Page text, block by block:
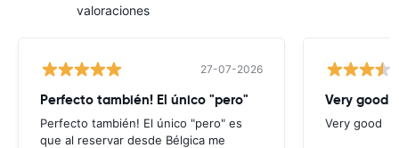
valoraciones
27-07-2026
Perfecto también! El único "pero"
Perfecto también! El único "pero" es
que al reservar desde Bélgica me
Very good
Very good